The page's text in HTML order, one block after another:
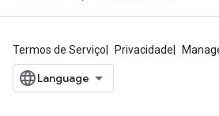
Termos de Serviço Privacidade